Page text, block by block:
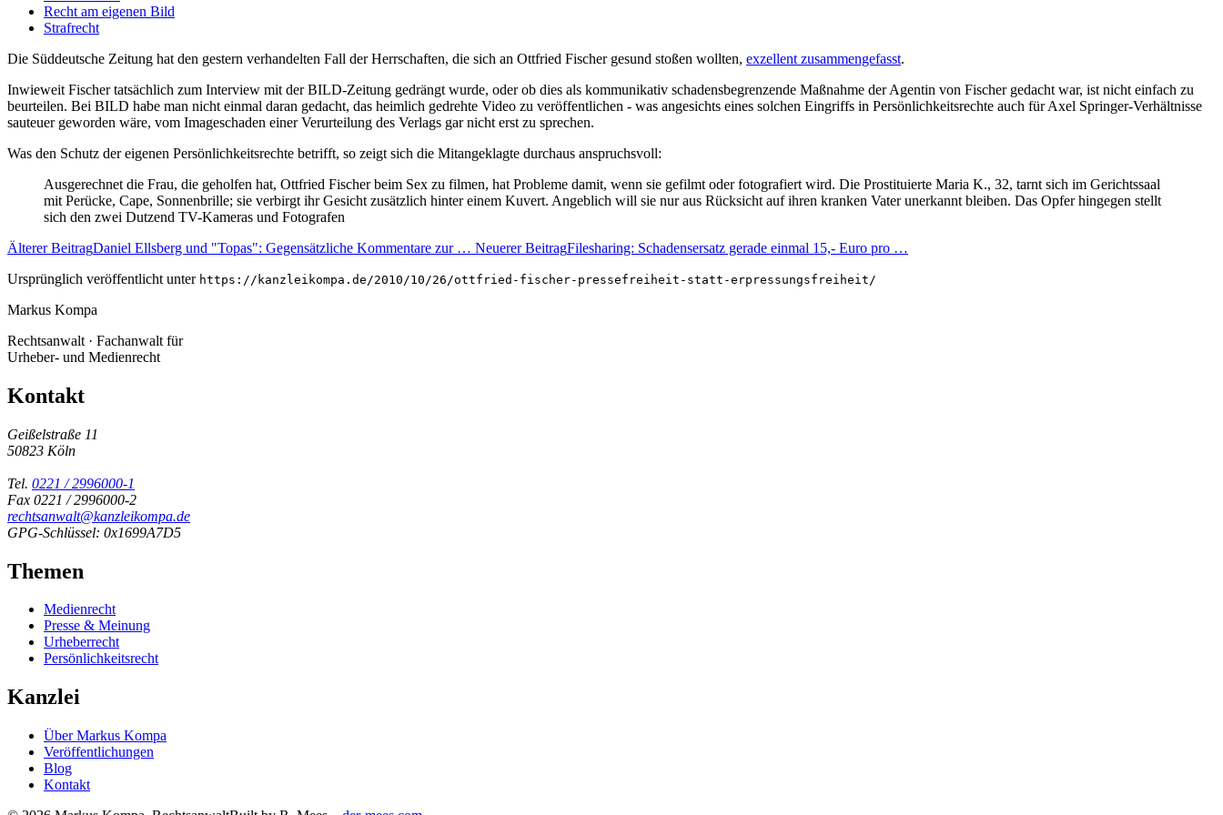
Recht am eigenen Bild
Strafrecht
Die Süddeutsche Zeitung hat den gestern verhandelten Fall der Herrschaften, die sich an Ottfried Fischer gesund stoßen wollten, exzellent zusammengefasst.
Inwieweit Fischer tatsächlich zum Interview mit der BILD-Zeitung gedrängt wurde, oder ob dies als kommunikativ schadensbegrenzende Maßnahme der Agentin von Fischer gedacht war, ist nicht einfach zu
beurteilen. Bei BILD habe man nicht einmal daran gedacht, das heimlich gedrehte Video zu veröffentlichen - was angesichts eines solchen Eingriffs in Persönlichkeitsrechte auch für Axel Springer-Verhältnisse
sauteuer geworden wäre, vom Imageschaden einer Verurteilung des Verlags gar nicht erst zu sprechen.
Was den Schutz der eigenen Persönlichkeitsrechte betrifft, so zeigt sich die Mitangeklagte durchaus anspruchsvoll:
Ausgerechnet die Frau, die geholfen hat, Ottfried Fischer beim Sex zu filmen, hat Probleme damit, wenn sie gefilmt oder fotografiert wird. Die Prostituierte Maria K., 32, tarnt sich im Gerichtssaal
mit Perücke, Cape, Sonnenbrille; sie verbirgt ihr Gesicht zusätzlich hinter einem Kuvert. Angeblich will sie nur aus Rücksicht auf ihren kranken Vater unerkannt bleiben. Das Opfer hingegen stellt
sich den zwei Dutzend TV-Kameras und Fotografen
Älterer BeitragDaniel Ellsberg und "Topas": Gegensätzliche Kommentare zur … Neuerer BeitragFilesharing: Schadensersatz gerade einmal 15,- Euro pro …
Ursprünglich veröffentlicht unter https://kanzleikompa.de/2010/10/26/ottfried-fischer-pressefreiheit-statt-erpressungsfreiheit/
Markus Kompa
Rechtsanwalt · Fachanwalt für
Urheber- und Medienrecht
Kontakt
Geißelstraße 11
50823 Köln
Tel. 0221 / 2996000-1
Fax 0221 / 2996000-2
rechtsanwalt@kanzleikompa.de
GPG-Schlüssel: 0x1699A7D5
Themen
Medienrecht
Presse & Meinung
Urheberrecht
Persönlichkeitsrecht
Kanzlei
Über Markus Kompa
Veröffentlichungen
Blog
Kontakt